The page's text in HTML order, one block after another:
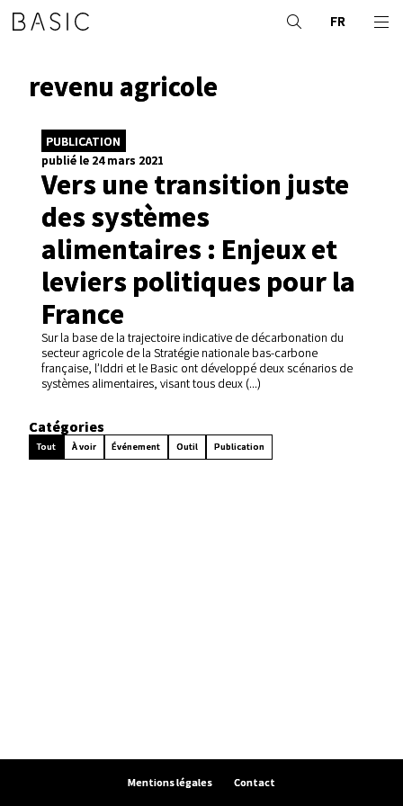
FR
revenu agricole
PUBLICATION
publié le 24 mars 2021
Vers une transition juste
des systèmes
alimentaires : Enjeux et
leviers politiques pour la
France
Sur la base de la trajectoire indicative de décarbonation du
secteur agricole de la Stratégie nationale bas-carbone
française, l’Iddri et le Basic ont développé deux scénarios de
systèmes alimentaires, visant tous deux (...)
Catégories
Tout À voir Événement Outil Publication
Mentions légales Contact